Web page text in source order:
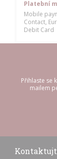
Platební
Mobile
Contact,
Debit Card
Přihlaste se
mailem